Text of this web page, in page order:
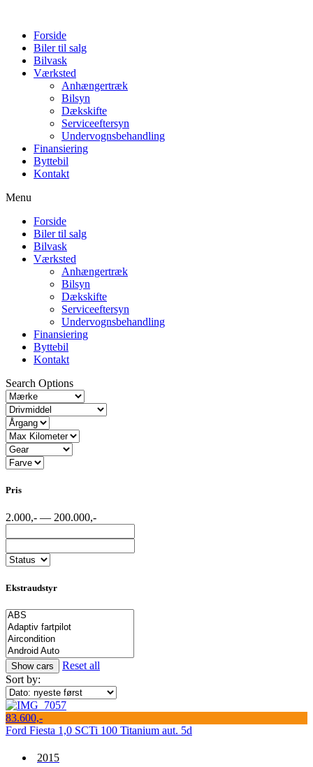
Forside
Biler til salg
Bilvask
Værksted
Anhængertræk
Bilsyn
Dækskifte
Serviceeftersyn
Undervognsbehandling
Finansiering
Byttebil
Kontakt
Menu
Forside
Biler til salg
Bilvask
Værksted
Anhængertræk
Bilsyn
Dækskifte
Serviceeftersyn
Undervognsbehandling
Finansiering
Byttebil
Kontakt
Search Options
Pris
2.000,- — 200.000,-
Ekstraudstyr
Reset all
Sort by:
83.600,-
Ford Fiesta 1,0 SCTi 100 Titanium aut. 5d
2015